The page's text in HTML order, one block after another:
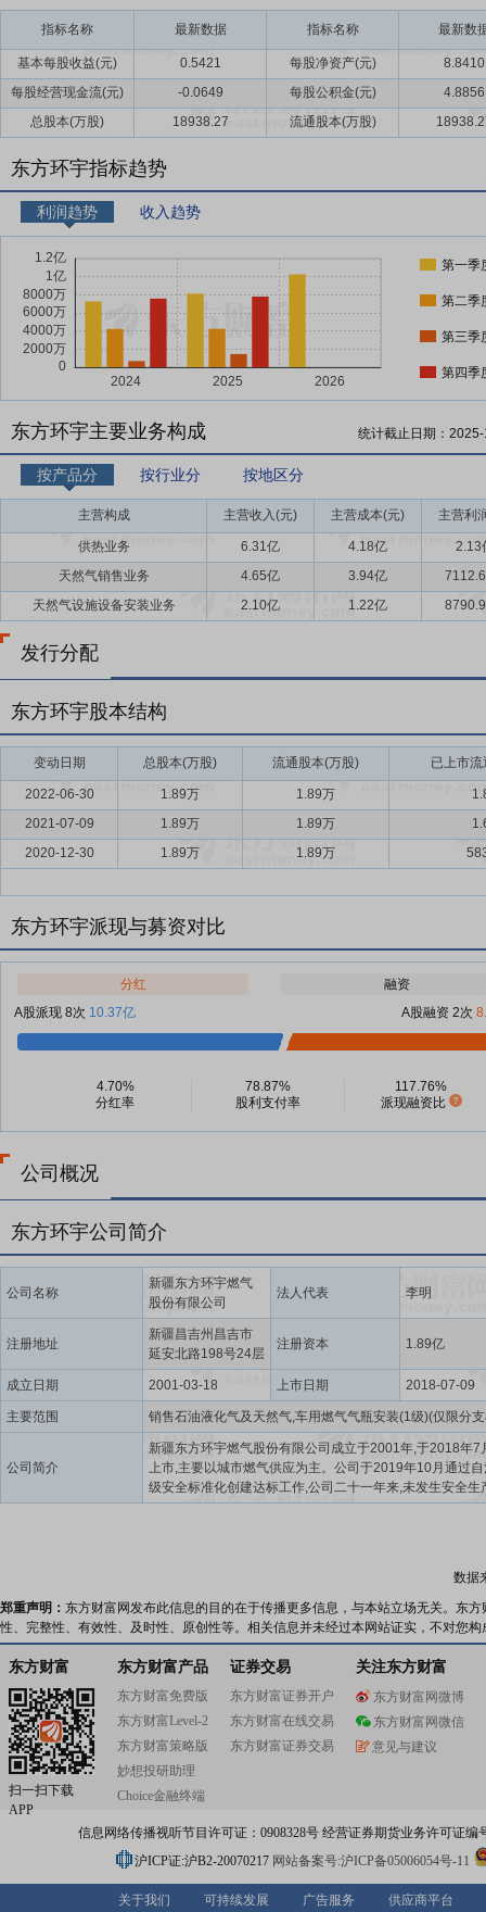
指标名称 最新数据 指标名称 最新数
基本每股收益(元) 0.5421 每股净资产(元)
8.8410
每股经营现金流(元)
-0.0649 每股公积金(元)
4.8856
总股本(万股)
18938.27 流通股本(万股)
东方环宇指标趋势
利润趋势 收入趋势
第一季
第二季
第三季
第四季
东方环宇主要业务构成 统计截止日期：
按产品分 按行业分 按地区分
主营构成 主营收入(元) 主营成本(元) 主营利
供热业务 6.31亿 4.18亿
2.13
天然气销售业务
4.65亿 3.94亿
天然气设施设备安装业务
2.10亿 1.22亿
发行分配
东方环宇股本结构
变动日期 总股本(万股) 流通股本(万股) 已上市
2022-06-30 1.89万 1.89万
2021-07-09
1.89万 1.89万
2020-12-30
1.89万 1.89万
东方环宇派现与募资对比
分红
融资
A股派现 8次 10.37亿 A股融资 2次
4.70%
分红率
78.87%
股利支付率
117.76%
派现融资比
公司概况
东方环宇公司简介
公司名称
新疆东方环宇燃气
股份有限公司
法人代表 李明
注册地址
新疆昌吉州昌吉市
延安北路198号24层
注册资本 1.89亿
成立日期 2001-03-18 上市日期 2018-07-09
主要范围
公司简介
新疆东方环宇燃气股份有限公司成立于2001年,于2018年7
上市,主要以城市燃气供应为主。公司于2019年10月通过
级安全标准化创建达标工作,公司二十一年来,未发生安全生
事故。推进智慧燃气系统建设,目前已完成智慧燃气GIS系
数据
郑重声明： 东方财富网发布此信息的目的在于传播更多信息，与本站立场无关。东
性、完整性、有效性、及时性、原创性等。相关信息并未经过本网站证实，不对您
东方财富
扫一扫下载
APP
东方财富产品
东方财富免费版
东方财富Level-2
东方财富策略版
妙想投研助理
Choice金融终端
证券交易
东方财富证券开户
东方财富在线交易
东方财富证券交易
关注东方财富
东方财富网微博
东方财富网微信
意见与建议
信息网络传播视听节目许可证：0908328号 经营证券期货业务许可证编
沪ICP证:沪B2-20070217 网站备案号:沪ICP备05006054号-11
关于我们 可持续发展 广告服务 供应商平台